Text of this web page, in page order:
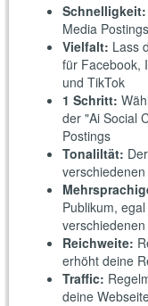
Schnelligkeit:
Media
Vielfalt: Lass
für Facebook,
und TikTok
1 Schritt:
der "Ai Social
Postings
Tonaliltät:
Publikum,
Reichweite:
erhöht deine
Traffic:
deine